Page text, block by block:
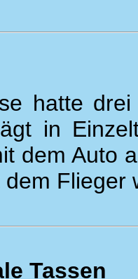
hatte
in
dem Auto
Flieger
Tassen